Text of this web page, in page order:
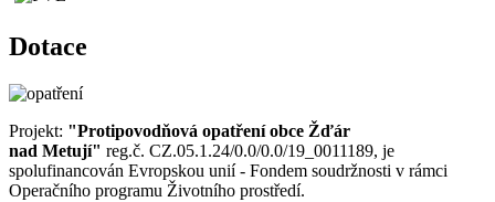
Dotace
Projekt: "Protipovodňová opatření obce Žďár
nad Metují" reg.č. CZ.05.1.24/0.0/0.0/19_0011189, je
spolufinancován Evropskou unií - Fondem soudržnosti v rámci
Operačního programu Životního prostředí.